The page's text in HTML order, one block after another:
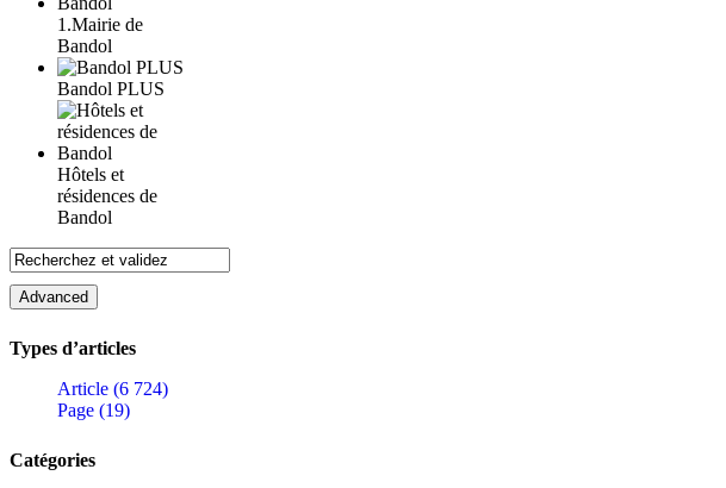
1.Mairie de
Bandol
Bandol PLUS
Hôtels et
résidences de
Bandol
Types d’articles
Article (6 724)
Page (19)
Catégories